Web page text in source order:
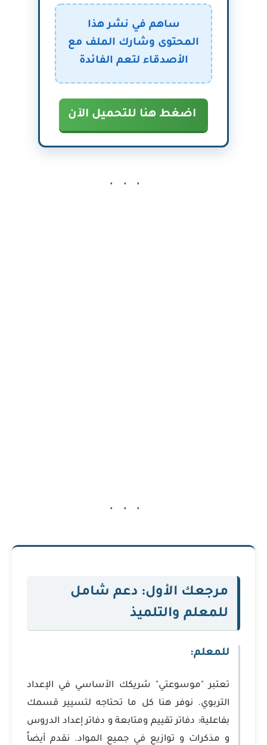
ساهم في نشر هذا
المحتوى وشارك الملف مع
الأصدقاء لتعم الفائدة
اضغط هنا للتحميل الآن
مرجعك الأول: دعم شامل
للمعلم والتلميذ
للمعلم:
تعتبر "موسوعتي" شريكك الأساسي في الإعداد
التربوي. نوفر هنا كل ما تحتاجه لتسيير قسمك
بفاعلية: دفاتر تقييم ومتابعة و دفاتر إعداد الدروس
و مذكرات و توازيع في جميع المواد. نقدم أيضاً